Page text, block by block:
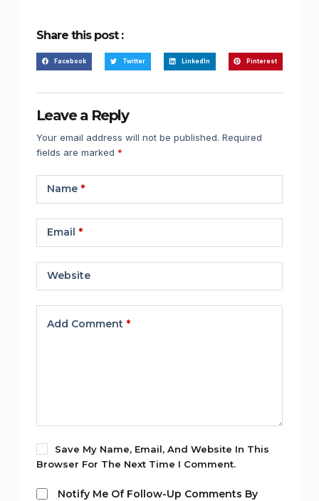
Share this post :
Facebook Twitter LinkedIn Pinterest
Leave a Reply
Your email address will not be published. Required
fields are marked *
Name*
Email *
Website
Add Comment *
Save My Name, Email, And Website In This
Browser For The Next Time I Comment.
Notify Me Of Follow-Up Comments By